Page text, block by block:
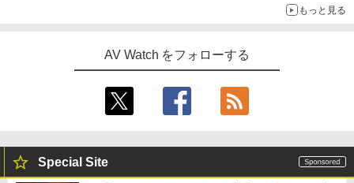
もっと見る
AV Watch をフォローする
Special Site